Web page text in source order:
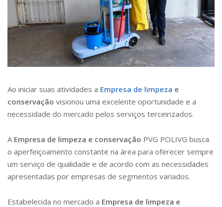
Ao iniciar suas atividades a Empresa de limpeza e
conservação visionou uma excelente oportunidade e a
necessidade do mercado pelos serviços terceirizados.
A Empresa de limpeza e conservação PVG POLIVG busca
o aperfeiçoamento constante na área para oferecer sempre
um serviço de qualidade e de acordo com as necessidades
apresentadas por empresas de segmentos variados.
Estabelecida no mercado a Empresa de limpeza e